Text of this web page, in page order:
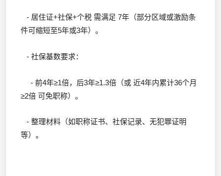
- 居住证+社保+个税 需满足 7年（部分区域或激励条
件可缩短至5年或3年）。
- 社保基数要求：
- 前4年≥1倍，后3年≥1.3倍（或 近4年内累计36个月
≥2倍 可免职称）。
- 整理材料（如职称证书、社保记录、无犯罪证明
等）。